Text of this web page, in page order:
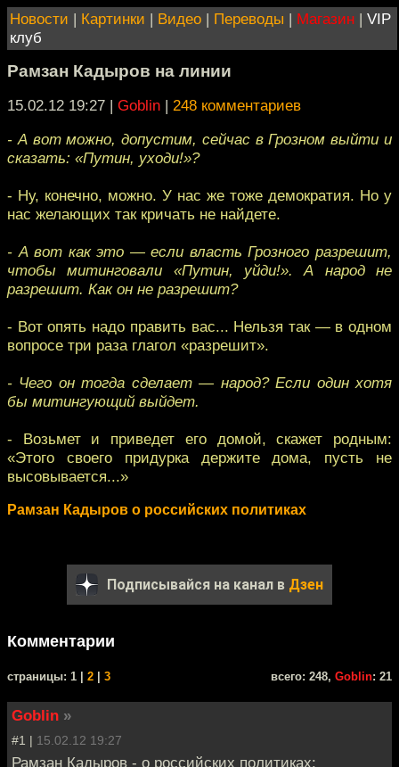
Новости | Картинки | Видео | Переводы | Магазин | VIP
клуб
Рамзан Кадыров на линии
15.02.12 19:27 | Goblin | 248 комментариев
- А вот можно, допустим, сейчас в Грозном выйти и
сказать: «Путин, уходи!»?
- Ну, конечно, можно. У нас же тоже демократия. Но у
нас желающих так кричать не найдете.
- А вот как это — если власть Грозного разрешит,
чтобы митинговали «Путин, уйди!». А народ не
разрешит. Как он не разрешит?
- Вот опять надо править вас... Нельзя так — в одном
вопросе три раза глагол «разрешит».
- Чего он тогда сделает — народ? Если один хотя
бы митингующий выйдет.
- Возьмет и приведет его домой, скажет родным:
«Этого своего придурка держите дома, пусть не
высовывается...»
Рамзан Кадыров о российских политиках
Подписывайся на канал в Дзен
Комментарии
cтраницы: 1 | 2 3 всего: 248, Goblin: 21
Goblin »
#1 | 15.02.12 19:27
Рамзан Кадыров - о российских политиках: